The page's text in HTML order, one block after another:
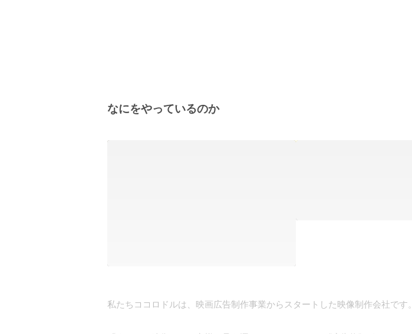
なにをやっているのか
私たちココロドルは、映画広告制作事業からスタートした映像制作会社です。